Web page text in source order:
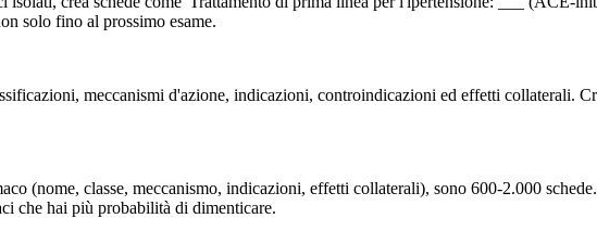
solo fino al prossimo esame.
meccanismi d'azione, indicazioni, controindicazioni ed effetti collaterali.
(nome, classe, meccanismo, indicazioni, effetti collaterali), sono 600-2.000
che hai più probabilità di dimenticare.